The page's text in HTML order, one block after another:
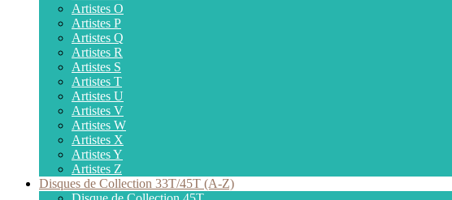
Artistes O
Artistes P
Artistes Q
Artistes R
Artistes S
Artistes T
Artistes U
Artistes V
Artistes W
Artistes X
Artistes Y
Artistes Z
Disques de Collection 33T/45T (A-Z)